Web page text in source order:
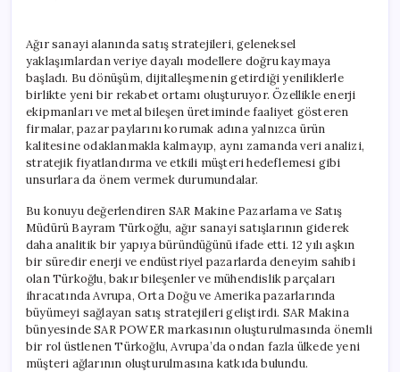
Satış
Stratejilerindeki
Değişim
için
Ağır sanayi alanında satış stratejileri, geleneksel
yaklaşımlardan veriye dayalı modellere doğru kaymaya
başladı. Bu dönüşüm, dijitalleşmenin getirdiği yeniliklerle
birlikte yeni bir rekabet ortamı oluşturuyor. Özellikle enerji
ekipmanları ve metal bileşen üretiminde faaliyet gösteren
firmalar, pazar paylarını korumak adına yalnızca ürün
kalitesine odaklanmakla kalmayıp, aynı zamanda veri analizi,
stratejik fiyatlandırma ve etkili müşteri hedeflemesi gibi
unsurlara da önem vermek durumundalar.
Bu konuyu değerlendiren SAR Makine Pazarlama ve Satış
Müdürü Bayram Türkoğlu, ağır sanayi satışlarının giderek
daha analitik bir yapıya büründüğünü ifade etti. 12 yılı aşkın
bir süredir enerji ve endüstriyel pazarlarda deneyim sahibi
olan Türkoğlu, bakır bileşenler ve mühendislik parçaları
ihracatında Avrupa, Orta Doğu ve Amerika pazarlarında
büyümeyi sağlayan satış stratejileri geliştirdi. SAR Makina
bünyesinde SAR POWER markasının oluşturulmasında önemli
bir rol üstlenen Türkoğlu, Avrupa’da ondan fazla ülkede yeni
müşteri ağlarının oluşturulmasına katkıda bulundu.